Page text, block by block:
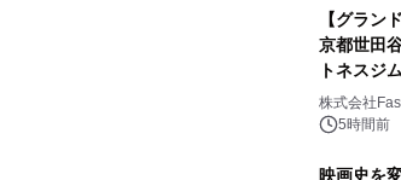
【グラン
京都世田
トネスジ
株式会社
5時間前
映画史を